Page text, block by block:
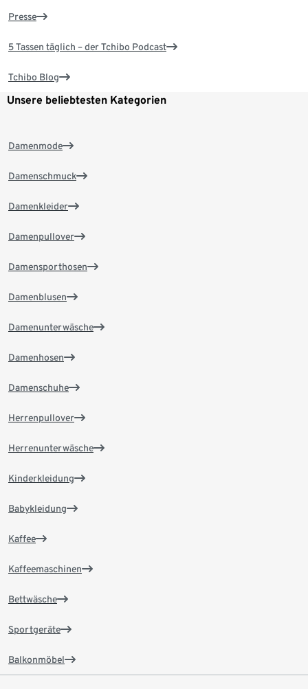
Presse
5 Tassen täglich – der Tchibo Podcast
Tchibo Blog
Unsere beliebtesten Kategorien
Damenmode
Damenschmuck
Damenkleider
Damenpullover
Damensporthosen
Damenblusen
Damenunterwäsche
Damenhosen
Damenschuhe
Herrenpullover
Herrenunterwäsche
Kinderkleidung
Babykleidung
Kaffee
Kaffeemaschinen
Bettwäsche
Sportgeräte
Balkonmöbel